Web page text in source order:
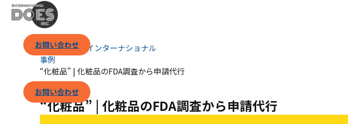
お問い合わせ
お問い合わせ
（株）ダズ・インターナショナル
事例
“化粧品” | 化粧品のFDA調査から申請代行
“化粧品” | 化粧品のFDA調査から申請代行